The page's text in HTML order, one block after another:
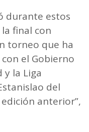
durante estos
final con
torneo que ha
el Gobierno
y la Liga
del
anterior”,